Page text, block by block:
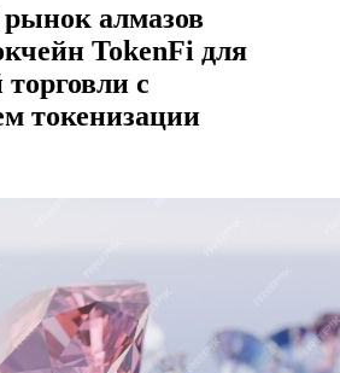
алмазов
TokenFi для
торговли с
токенизации